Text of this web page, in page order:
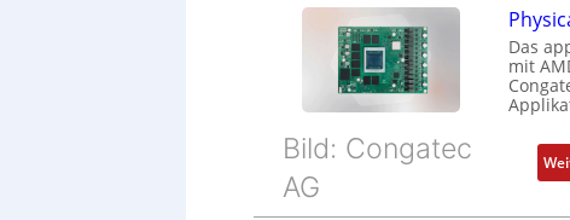
Bild: Congatec
AG
Das
mit